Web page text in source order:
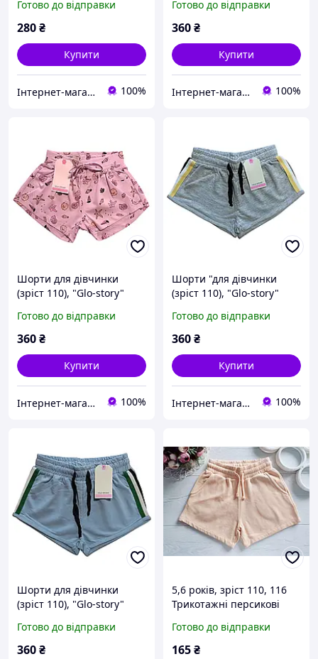
Готово до відправки
280₴
Купити
Інтернет-магазин "Помаранчик" 100%
Готово до відправки
360₴
Купити
Інтернет-магазин "Помаранчик" 100%
Шорти для дівчинки
(зріст 110), "Glo-story"
Готово до відправки
360₴
Купити
Інтернет-магазин "Помаранчик" 100%
Шорти "для дівчинки
(зріст 110), "Glo-story"
Готово до відправки
360₴
Купити
Інтернет-магазин "Помаранчик" 100%
Шорти для дівчинки
(зріст 110), "Glo-story"
Готово до відправки
360₴
5,6 років, зріст 110, 116
Трикотажні персикові
флісі. Артикул 27907
Готово до відправки
165₴